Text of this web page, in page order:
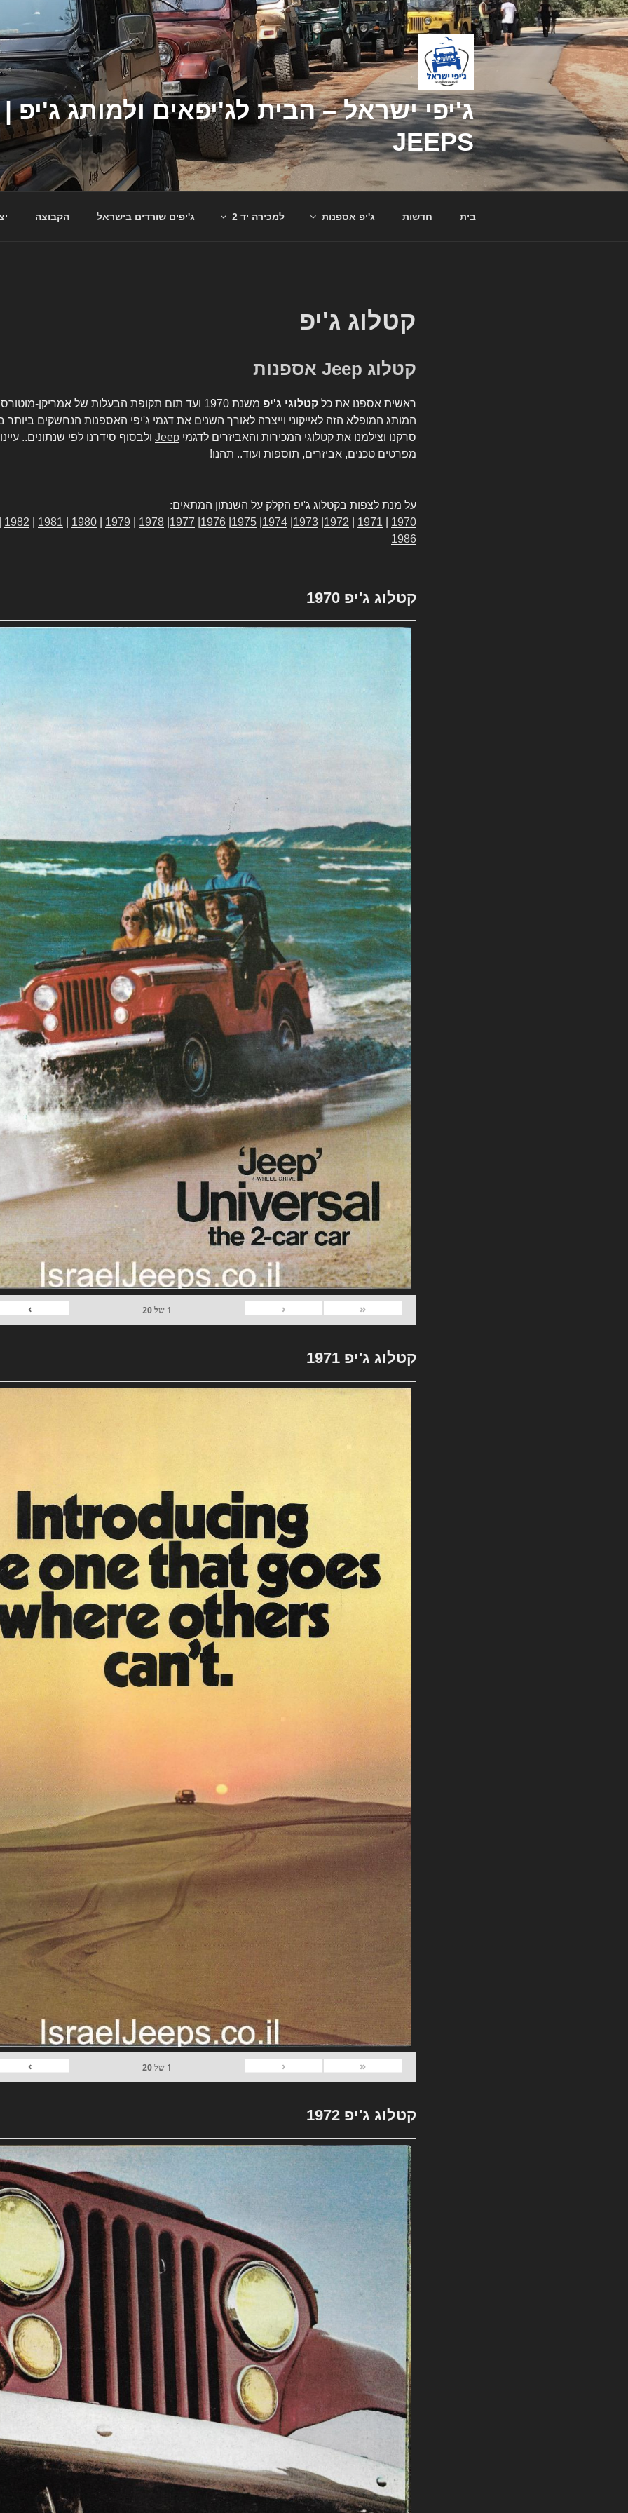
דילוג
לתוכן
JEEPS
בית חדשות ג'יפ אספנות למכירה יד 2 ג'יפים שורדים בישראל הקבוצה
קטלוג ג'יפ
קטלוג Jeep אספנות
ראשית אספנו את כל קטלוגי ג'יפ
משנת 1970 ועד תום תקופת הבעלות של אמריקן-
המותג המופלא הזה לאייקוני וייצרה לאורך השנים את דגמי ג'יפי האספנות הנחשקים
סרקנו וצילמנו את קטלוגי המכירות והאביזרים לדגמי Jeep ולבסוף סידרנו לפי שנתונים..
מפרטים טכנים, אביזרים, תוספות ועוד.. תהנו!
על מנת לצפות בקטלוג ג'יפ הקלק על השנתון המתאים:
1970
1971
1972
1973
1974
1975
1976
1977
1978
1979
1980
1981
1982
1986
קטלוג ג'יפ 1970
«
‹
1 של20
›
קטלוג ג'יפ 1971
«
‹
1 של20
›
קטלוג ג'יפ 1972